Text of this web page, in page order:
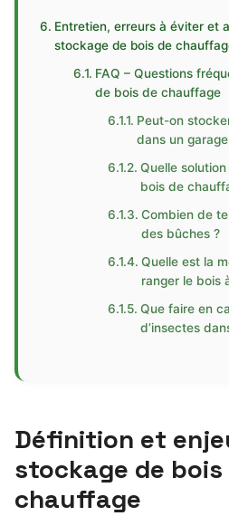
Entretien, erreurs à éviter et
stockage de bois de
FAQ – Questions
de bois de chauffage
Peut-on
dans un
Quelle
bois de
Combien de
des bûches ?
Quelle est la
ranger le bois
Que faire en
d’insectes
Définition et
stockage de bois
chauffage